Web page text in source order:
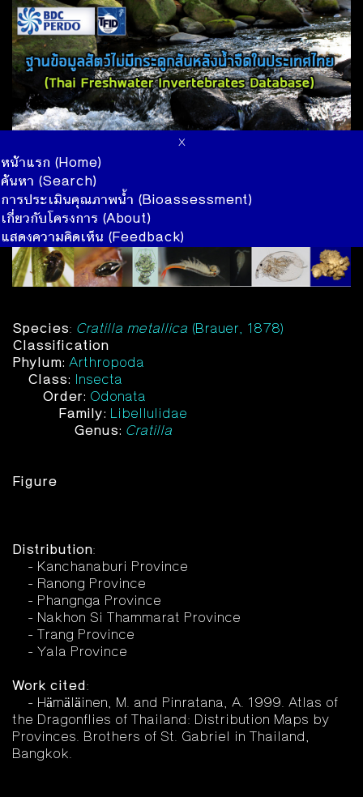
x
หน้าแรก (Home)
ค้นหา (Search)
การประเมินคุณภาพน้ำ (Bioassessment)
เกี่ยวกับโครงการ (About)
แสดงความคิดเห็น (Feedback)
Species: Cratilla metallica (Brauer, 1878)
Classification
Phylum: Arthropoda
Class: Insecta
Order: Odonata
Family: Libellulidae
Genus: Cratilla
Figure
Distribution:
- Kanchanaburi Province
- Ranong Province
- Phangnga Province
- Nakhon Si Thammarat Province
- Trang Province
- Yala Province
Work cited:
- Hämäläinen, M. and Pinratana, A. 1999. Atlas of
the Dragonflies of Thailand: Distribution Maps by
Provinces. Brothers of St. Gabriel in Thailand,
Bangkok.